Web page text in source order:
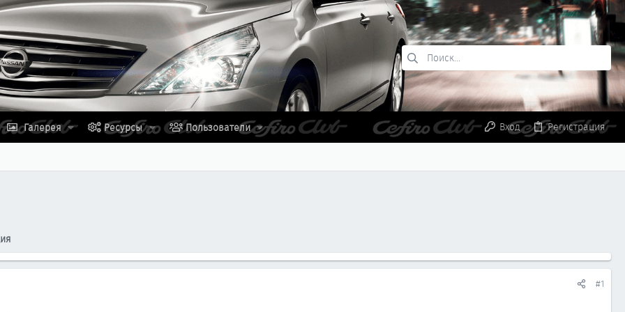
Галерея Ресурсы Пользователи Вход Регистрация
#1